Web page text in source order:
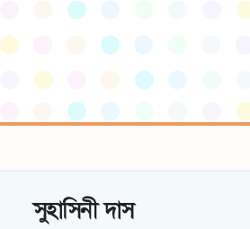
সুহাসিনী দাস